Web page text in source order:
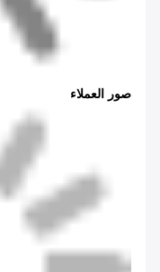
صور العملاء